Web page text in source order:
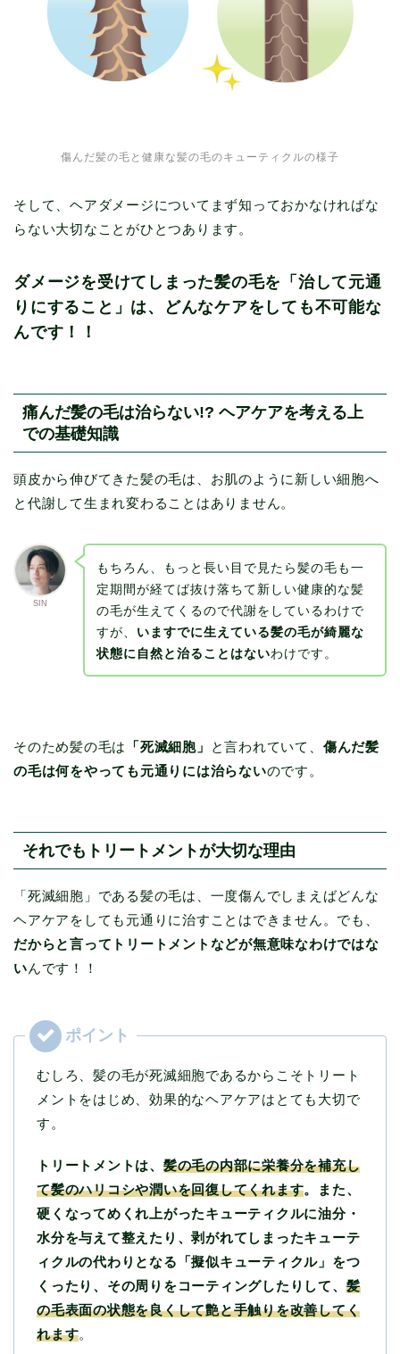
傷んだ髪の毛と健康な髪の毛のキューティクルの様子
そして、ヘアダメージについてまず知っておかなければな
らない大切なことがひとつあります。
ダメージを受けてしまった髪の毛を「治して元通
りにすること」は、どんなケアをしても不可能な
んです！！
痛んだ髪の毛は治らない!? ヘアケアを考える上
での基礎知識
頭皮から伸びてきた髪の毛は、お肌のように新しい細胞へ
と代謝して生まれ変わることはありません。
SIN
もちろん、もっと長い目で見たら髪の毛も一
定期間が経てば抜け落ちて新しい健康的な髪
の毛が生えてくるので代謝をしているわけで
すが、 いますでに生えている髪の毛が綺麗な
状態に自然と治ることはないわけです。
そのため髪の毛は 「死滅細胞」 と言われていて、 傷んだ髪
の毛は何をやっても元通りには治らないのです。
それでもトリートメントが大切な理由
「死滅細胞」である髪の毛は、一度傷んでしまえばどんな
ヘアケアをしても元通りに治すことはできません。でも、
だからと言ってトリートメントなどが無意味なわけではな
いんです！！
むしろ、髪の毛が死滅細胞であるからこそトリート
メントをはじめ、効果的なヘアケアはとても大切で
す。
トリートメントは、 髪の毛の内部に栄養分を補充し
て髪のハリコシや潤いを回復してくれます。また、
硬くなってめくれ上がったキューティクルに油分・
水分を与えて整えたり、剥がれてしまったキューテ
ィクルの代わりとなる「擬似キューティクル」をつ
くったり、その周りをコーティングしたりして、 髪
の毛表面の状態を良くして艶と手触りを改善してく
れます。